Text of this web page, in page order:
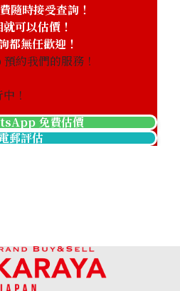
隨時接受查詢！
可以估價！
都無任歡迎！
約我們的服務！
！
免費估價
郵評估